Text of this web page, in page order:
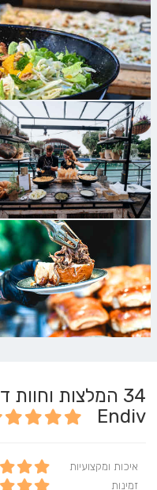
34 המלצות וחוות
Endiv
איכות ומקצועיות
זמינות